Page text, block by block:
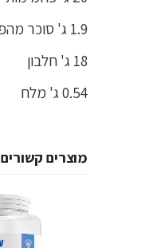
1.9 ג' סוכר מהפחמימות
18 ג' חלבון
0.54 ג' מלח
מוצרים קשורים